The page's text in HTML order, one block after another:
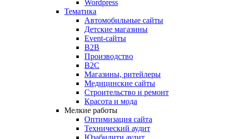
Wordpress
Тематика
Автомобильные сайты
Детские магазины
Event-сайты
B2B
Производство
B2C
Магазины, ритейлеры
Медицинские сайты
Строительство и ремонт
Красота и мода
Мелкие работы
Оптимизация сайта
Технический аудит
Юзабилити аудит